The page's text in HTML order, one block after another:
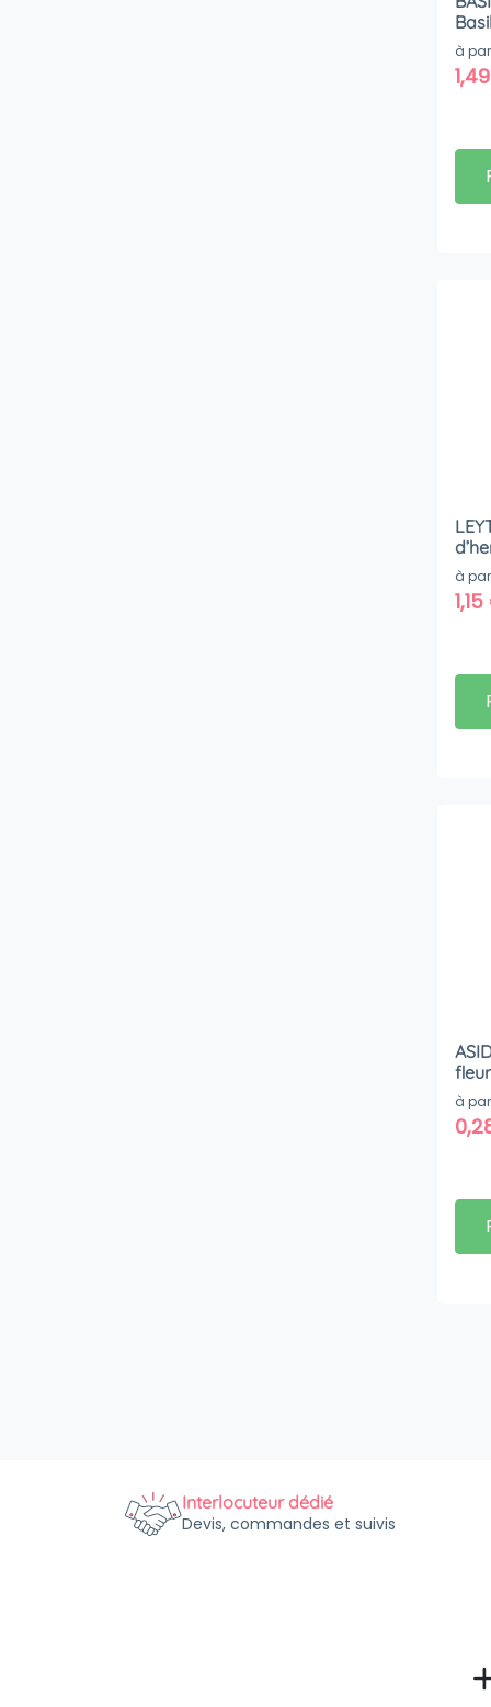
à
1,49
à
1,15
à
Interlocuteur dédié
Devis, commandes et suivis